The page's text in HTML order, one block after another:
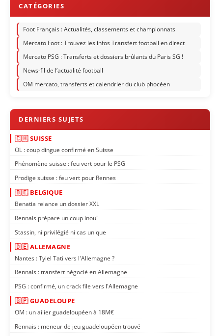
Foot Français : Actualités, classements et championnats
Mercato Foot : Trouvez les infos Transfert football en direct
Mercato PSG : Transferts et dossiers brûlants du Paris SG !
News-fil de l’actualité football
OM mercato, transferts et calendrier du club phocéen
🇨🇭 SUISSE
OL : coup dingue confirmé en Suisse
Phénomène suisse : feu vert pour le PSG
Prodige suisse : feu vert pour Rennes
🇧🇪 BELGIQUE
Benatia relance un dossier XXL
Rennais prépare un coup inouï
Stassin, ni privilégié ni cas unique
🇩🇪 ALLEMAGNE
Nantes : Tylel Tati vers l'Allemagne ?
Rennais : transfert négocié en Allemagne
PSG : confirmé, un crack file vers l'Allemagne
🇬🇵 GUADELOUPE
OM : un ailier guadeloupéen à 18M€
Rennais : meneur de jeu guadeloupéen trouvé